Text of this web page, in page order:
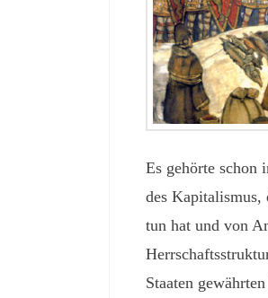
Es gehörte schon
des Kapitalismus,
tun hat und von
Staaten